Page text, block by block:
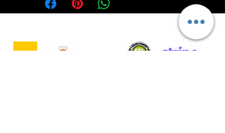
Sicher einkaufen: